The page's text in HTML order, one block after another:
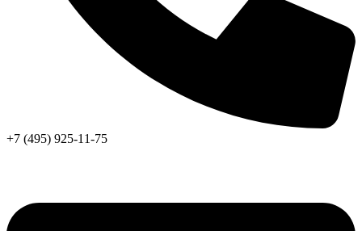
+7 (495) 925-11-75